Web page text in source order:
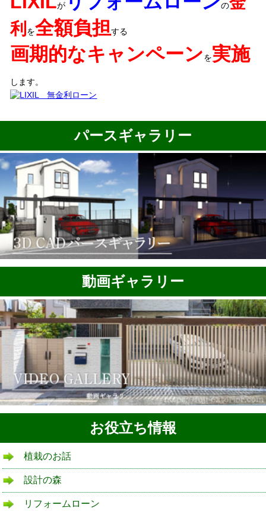
が の
利 を全額負担する
画期的なキャンペーンを実施
します。
パースギャラリー
動画ギャラリー
お役立ち情報
植栽のお話
設計の森
リフォームローン